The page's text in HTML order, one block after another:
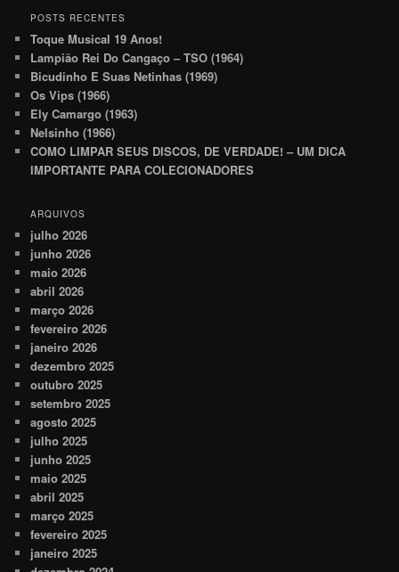
POSTS RECENTES
Toque Musical 19 Anos!
Lampião Rei Do Cangaço – TSO (1964)
Bicudinho E Suas Netinhas (1969)
Os Vips (1966)
Ely Camargo (1963)
Nelsinho (1966)
COMO LIMPAR SEUS DISCOS, DE VERDADE! – UM DICA
IMPORTANTE PARA COLECIONADORES
ARQUIVOS
julho 2026
junho 2026
maio 2026
abril 2026
março 2026
fevereiro 2026
janeiro 2026
dezembro 2025
outubro 2025
setembro 2025
agosto 2025
julho 2025
junho 2025
maio 2025
abril 2025
março 2025
fevereiro 2025
janeiro 2025